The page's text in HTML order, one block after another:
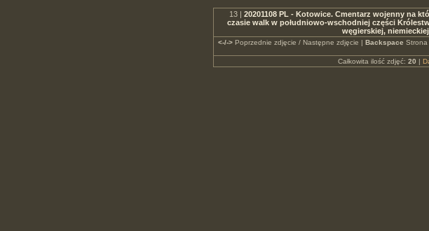
13 | 20201108 PL - Kotowice. Cmentarz wojenny na
czasie walk w południowo-wschodniej części
węgierskiej,
<-/->Poprzednie zdjęcie / Następne zdjęcie | Backspace Strona
Całkowita ilość zdjęć: 20 |